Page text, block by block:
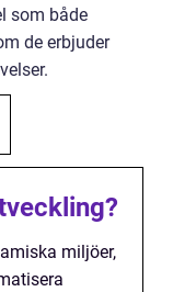
som både
de erbjuder
miljöer,